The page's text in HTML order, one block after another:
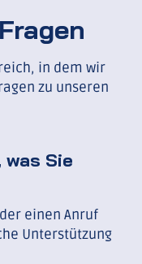
in dem wir
zu unseren
Sie
einen Anruf
Unterstützung